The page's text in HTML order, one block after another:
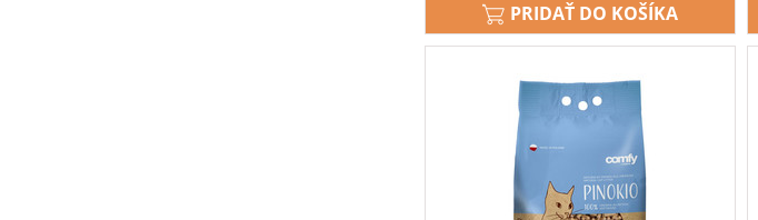
PRIDAŤ DO KOŠÍKA